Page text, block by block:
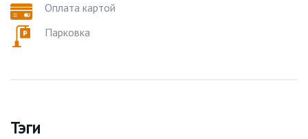
Оплата картой
Парковка
Тэги